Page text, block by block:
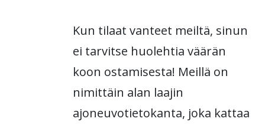
Kun tilaat vanteet meiltä, sinun
ei tarvitse huolehtia väärän
koon ostamisesta! Meillä on
nimittäin alan laajin
ajoneuvotietokanta, joka kattaa